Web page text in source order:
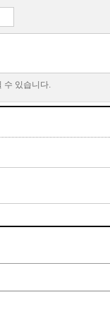
수 있습니다.